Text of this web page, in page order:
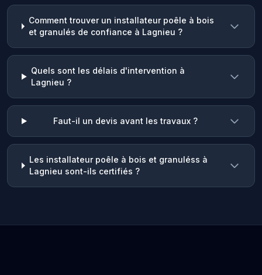
Comment trouver un installateur poêle à bois
et granulés de confiance à Lagnieu ?
Quels sont les délais d'intervention à
Lagnieu ?
Faut-il un devis avant les travaux ?
Les installateur poêle à bois et granuléss à
Lagnieu sont-ils certifiés ?